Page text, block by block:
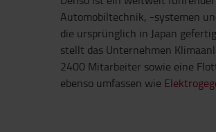
Automobiltechnik, -systemen
die ursprünglich in Japan
stellt das Unternehmen
2400 Mitarbeiter sowie eine
ebenso umfassen wie